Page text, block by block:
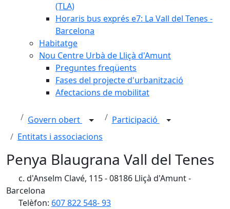
(TLA)
Horaris bus exprés e7: La Vall del Tenes -
Barcelona
Habitatge
Nou Centre Urbà de Lliçà d'Amunt
Preguntes freqüents
Fases del projecte d'urbanització
Afectacions de mobilitat
Govern obert
Participació
Entitats i associacions
Penya Blaugrana Vall del Tenes
c. d'Anselm Clavé, 115 - 08186 Lliçà d'Amunt -
Barcelona
Telèfon: 607 822 548- 93